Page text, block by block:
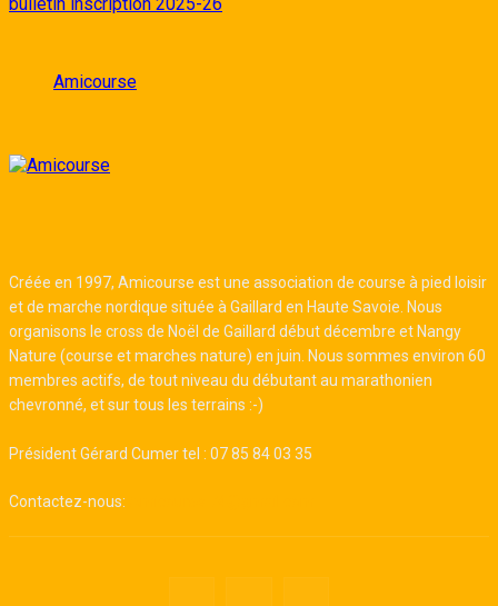
Amicourse
Créée en 1997, Amicourse est une association de course à pied loisir
et de marche nordique située à Gaillard en Haute Savoie. Nous
organisons le cross de Noël de Gaillard début décembre et Nangy
Nature (course et marches nature) en juin. Nous sommes environ 60
membres actifs, de tout niveau du débutant au marathonien
chevronné, et sur tous les terrains :-)
Président Gérard Cumer tel : 07 85 84 03 35
Contactez-nous: